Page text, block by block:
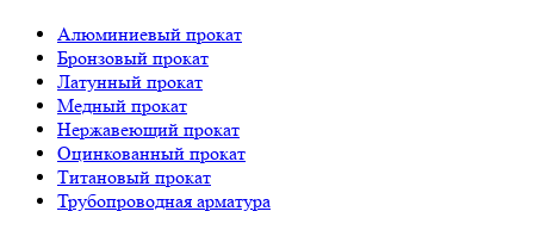
Алюминиевый прокат
Бронзовый прокат
Латунный прокат
Медный прокат
Нержавеющий прокат
Оцинкованный прокат
Титановый прокат
Трубопроводная арматура